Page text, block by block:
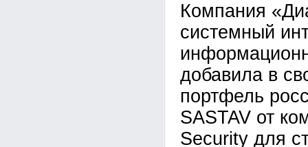
Компания
системный
добавила в
портфель
SASTAV от
Security для